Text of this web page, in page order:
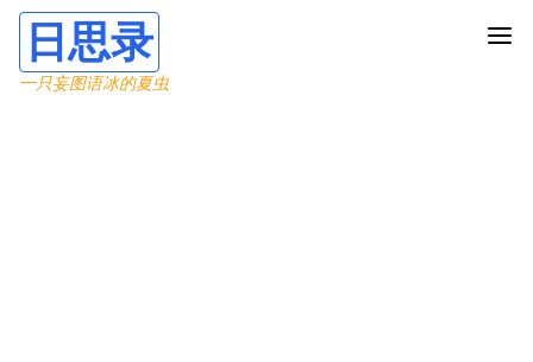
日思录
一只妄图语冰的夏虫